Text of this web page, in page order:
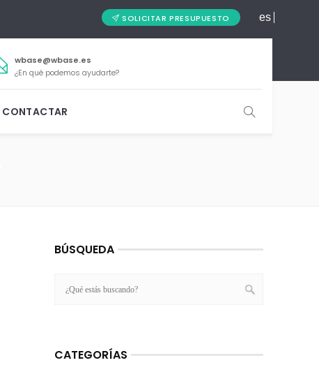
SOLICITAR PRESUPUESTO es
wbase@wbase.es
¿En qué podemos ayudarte?
CONTACTAR
BÚSQUEDA
CATEGORÍAS